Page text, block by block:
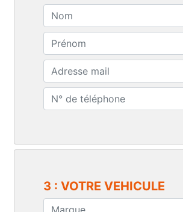
3 : VOTRE VEHICULE